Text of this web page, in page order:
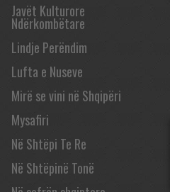
Javët Kulturore
Ndërkombëtare
Lindje Perëndim
Lufta e Nuseve
Mirë se vini në Shqipëri
Mysafiri
Në Shtëpi Te Re
Në Shtëpinë Tonë